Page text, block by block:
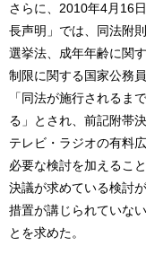
さらに、2010年4月16
長声明」では、同法附
選挙法、成年年齢に関
制限に関する国家公務
「同法が施行されるま
る」とされ、前記附帯
テレビ・ラジオの有料
必要な検討を加えるこ
決議が求めている検討
措置が講じられていな
とを求めた。